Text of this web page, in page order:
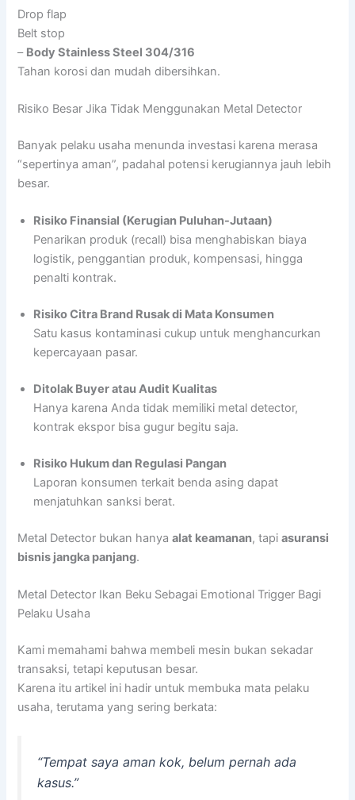
Drop flap
Belt stop
– Body Stainless Steel 304/316
Tahan korosi dan mudah dibersihkan.
Risiko Besar Jika Tidak Menggunakan Metal Detector
Banyak pelaku usaha menunda investasi karena merasa
“sepertinya aman”, padahal potensi kerugiannya jauh lebih
besar.
Risiko Finansial (Kerugian Puluhan-Jutaan)
Penarikan produk (recall) bisa menghabiskan biaya
logistik, penggantian produk, kompensasi, hingga
penalti kontrak.
Risiko Citra Brand Rusak di Mata Konsumen
Satu kasus kontaminasi cukup untuk menghancurkan
kepercayaan pasar.
Ditolak Buyer atau Audit Kualitas
Hanya karena Anda tidak memiliki metal detector,
kontrak ekspor bisa gugur begitu saja.
Risiko Hukum dan Regulasi Pangan
Laporan konsumen terkait benda asing dapat
menjatuhkan sanksi berat.
Metal Detector bukan hanyaalat keamanan, tapiasuransi
bisnis jangka panjang.
Metal Detector Ikan Beku Sebagai Emotional Trigger Bagi
Pelaku Usaha
Kami memahami bahwa membeli mesin bukan sekadar
transaksi, tetapi keputusan besar.
Karena itu artikel ini hadir untuk membuka mata pelaku
usaha, terutama yang sering berkata:
“Tempat saya aman kok, belum pernah ada
kasus.”